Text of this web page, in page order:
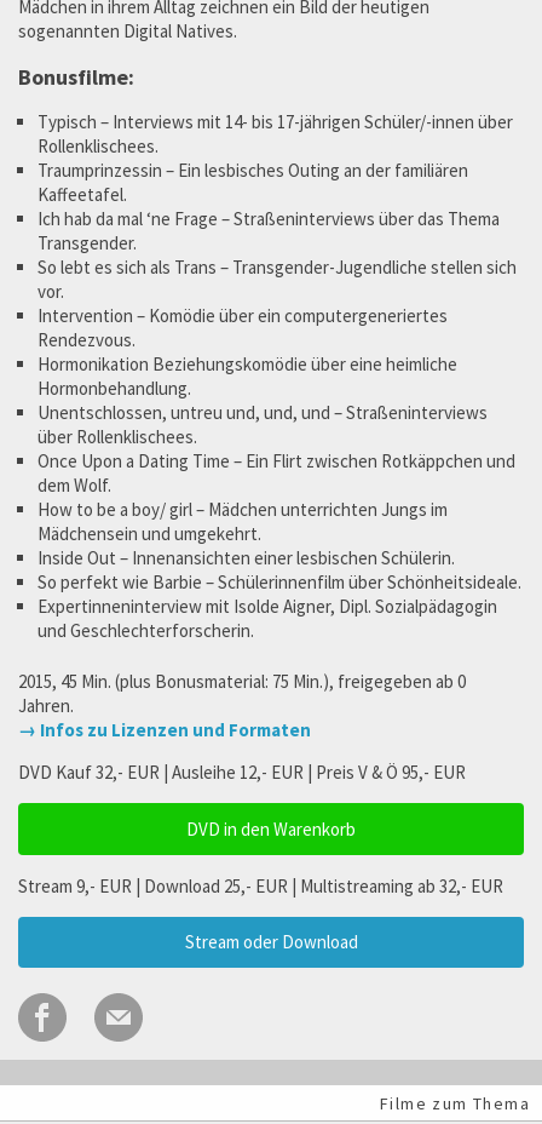
Mädchen in ihrem Alltag zeichnen ein Bild der heutigen
sogenannten Digital Natives.
Bonusfilme:
Typisch – Interviews mit 14- bis 17-jährigen Schüler/-innen über
Rollenklischees.
Traumprinzessin – Ein lesbisches Outing an der familiären
Kaffeetafel.
Ich hab da mal ‘ne Frage – Straßeninterviews über das Thema
Transgender.
So lebt es sich als Trans – Transgender-Jugendliche stellen sich
vor.
Intervention – Komödie über ein computergeneriertes
Rendezvous.
Hormonikation Beziehungskomödie über eine heimliche
Hormonbehandlung.
Unentschlossen, untreu und, und, und – Straßeninterviews
über Rollenklischees.
Once Upon a Dating Time – Ein Flirt zwischen Rotkäppchen und
dem Wolf.
How to be a boy/ girl – Mädchen unterrichten Jungs im
Mädchensein und umgekehrt.
Inside Out – Innenansichten einer lesbischen Schülerin.
So perfekt wie Barbie – Schülerinnenfilm über Schönheitsideale.
Expertinneninterview mit Isolde Aigner, Dipl. Sozialpädagogin
und Geschlechterforscherin.
2015, 45 Min. (plus Bonusmaterial: 75 Min.), freigegeben ab 0
Jahren.
→ Infos zu Lizenzen und Formaten
DVD Kauf 32,- EUR | Ausleihe 12,- EUR | Preis V & Ö 95,- EUR
DVD in den Warenkorb
Stream 9,- EUR | Download 25,- EUR | Multistreaming ab 32,- EUR
Stream oder Download
Filme zum Thema